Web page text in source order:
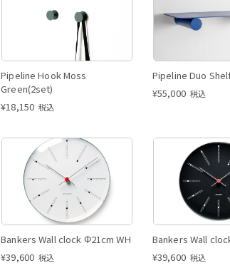
Pipeline Hook Moss
Green(2set)
¥18,150 税込
Pipeline Duo
¥55,000 税込
Bankers Wall clock Φ21cm WH
¥39,600 税込
Bankers Wall
¥39,600 税込